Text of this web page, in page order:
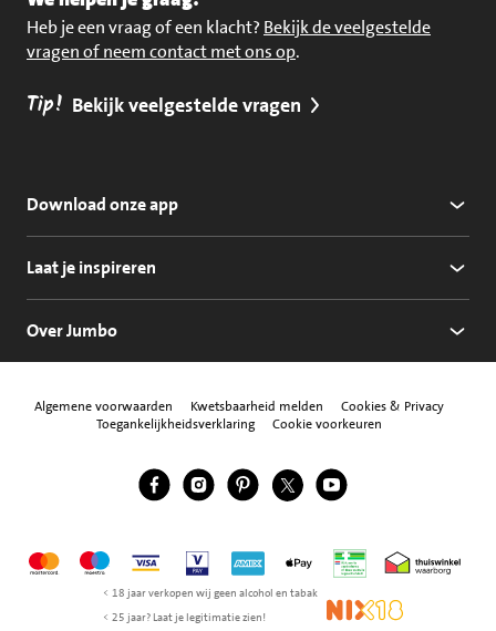
Heb je een vraag of een klacht? Bekijk de veelgestelde
vragen of neem contact met ons op.
Tip! Bekijk veelgestelde vragen
Download onze app
Laat je inspireren
Over Jumbo
Algemene voorwaarden Kwetsbaarheid melden
Cookies & Privacy
Toegankelijkheidsverklaring
Cookie voorkeuren
Volg ons
Jumbo Facebook
Jumbo Instagram
Jumbo Pinterest
Jumbo Twitter
Jumbo YouTube
MastercardMaestroVisa Vpay American Express
Apple Pay Thuiswinkel
< 18 jaar verkopen wij geen alcohol en tabak
< 25 jaar? Laat je legitimatie zien!
NIX18